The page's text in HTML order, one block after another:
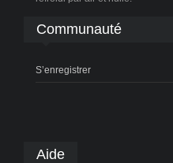
Communauté
S’enregistrer
Aide